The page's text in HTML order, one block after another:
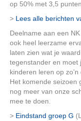
op 50% met 3,5 punten.
> Lees alle berichten
Deelname aan een
ook heel leerzame
laten zien wat je
tegenstander en moet
kinderen leren op
Het komende seizoen
nog meer van onze
mee te doen.
> Eindstand groep G